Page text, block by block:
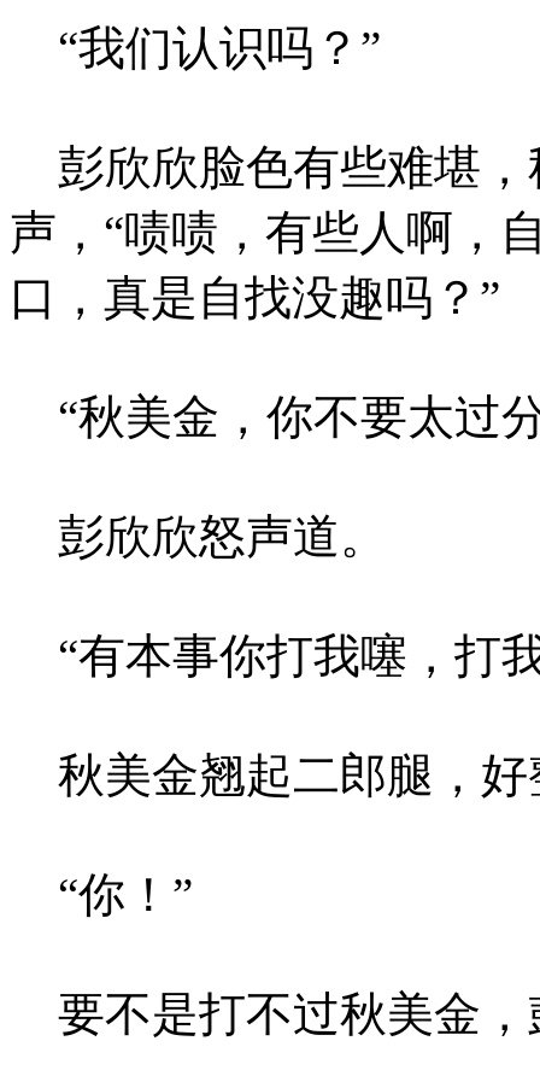
“我们认识吗？”
彭欣欣脸色有些难堪，
声，“啧啧，有些人啊，
口，真是自找没趣吗？”
“秋美金，你不要太过
彭欣欣怒声道。
“有本事你打我噻，打
秋美金翘起二郎腿，好
“你！”
要不是打不过秋美金，